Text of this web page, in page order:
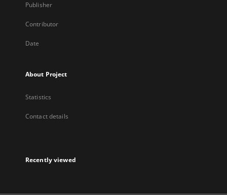
Publisher
Contributor
Date
About Project
Statistics
Contact details
Recently viewed